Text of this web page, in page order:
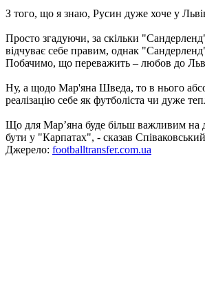
З того, що я знаю, Русин дуже хоче у
Просто згадуючи, за скільки
відчуває себе правим, однак
Побачимо, що переважить – любов до
Ну, а щодо Мар'яна Шведа, то в нього
реалізацію себе як футболіста чи дуже
Що для Мар’яна буде більш важливим на
бути у "Карпатах", - сказав
Джерело: footballtransfer.com.ua